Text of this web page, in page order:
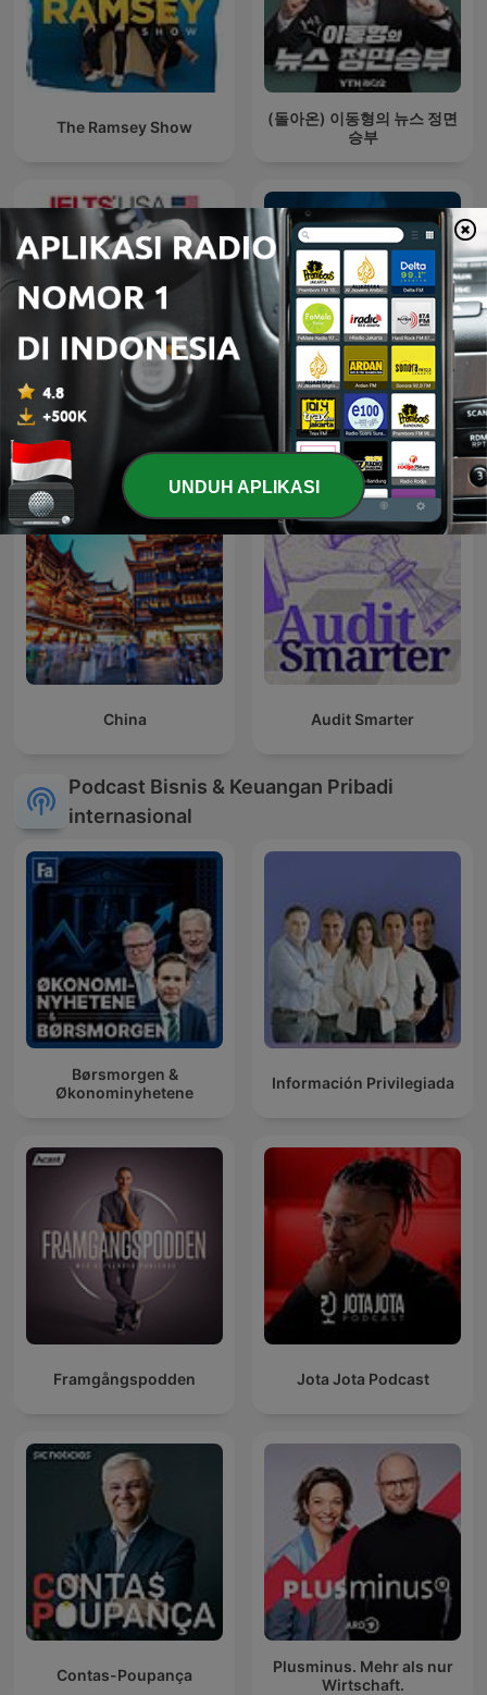
The Ramsey Show
(돌아온) 이동형의 뉴스 정면
승부
Audit Talks
China Audit Smarter
Podcast Bisnis & Keuangan Pribadi
internasional
Børsmorgen &
Økonominyhetene
Información Privilegiada
Framgångspodden Jota Jota Podcast
Contas-Poupança
Plusminus. Mehr als nur
Wirtschaft.
UNDUH APLIKASI